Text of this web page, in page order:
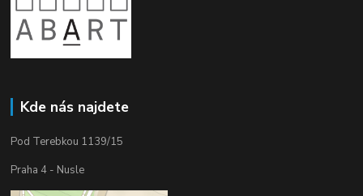
Kde nás najdete
Pod Terebkou 1139/15
Praha 4 - Nusle